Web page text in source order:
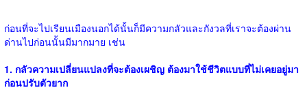
ก่อนที่จะไปเรียนเมืองนอกได้นั้นก็มีความกลัวและกังวลที่เราจะต้องผ่าน
ด่านไปก่อนนั้นมีมากมาย เช่น
1. กลัวความเปลี่ยนแปลงที่จะต้องเผชิญ ต้องมาใช้ชีวิตแบบที่ไม่เคยอยู่มา
ก่อนปรับตัวยาก